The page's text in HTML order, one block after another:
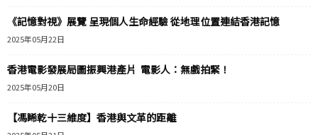
《記憶對視》展覽 呈現個人生命經驗 從地理位置連結香港記憶
2025年05月22日
香港電影發展局圖振興港產片 電影人：無戲拍緊！
2025年05月20日
【馮睎乾十三維度】香港與文革的距離